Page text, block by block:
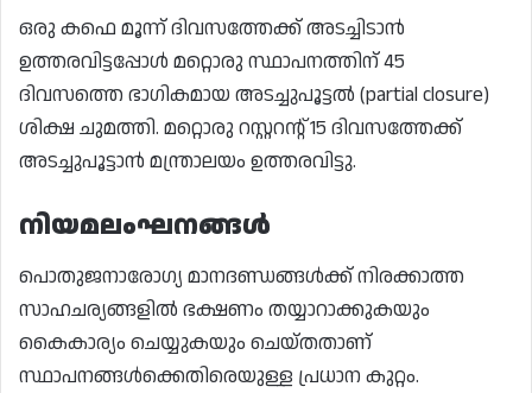
ഒരു കഫെ മൂന്ന് ദിവസത്തേക്ക് അടച്ചിടാൻ
ഉത്തരവിട്ടപ്പോൾ മറ്റൊരു സ്ഥാപനത്തിന് 45
ദിവസത്തെ ഭാഗികമായ അടച്ചുപൂട്ടൽ (partial closure)
ശിക്ഷ ചുമത്തി. മറ്റൊരു റസ്റ്ററന്റ് 15 ദിവസത്തേക്ക്
അടച്ചുപൂട്ടാൻ മന്ത്രാലയം ഉത്തരവിട്ടു.
നിയമലംഘനങ്ങൾ
പൊതുജനാരോഗ്യ മാനദണ്ഡങ്ങൾക്ക് നിരക്കാത്ത
സാഹചര്യങ്ങളിൽ ഭക്ഷണം തയ്യാറാക്കുകയും
കൈകാര്യം ചെയ്യുകയും ചെയ്തതാണ്
സ്ഥാപനങ്ങൾക്കെതിരെയുള്ള പ്രധാന കുറ്റം.